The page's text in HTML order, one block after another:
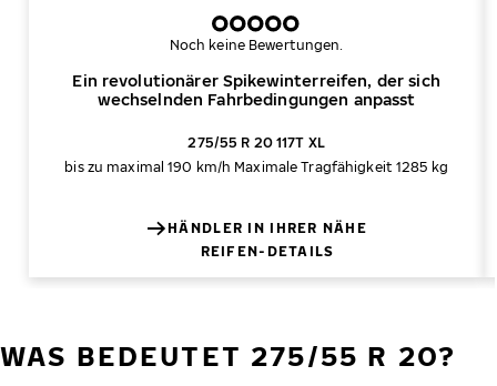
Ein revolutionärer Spikewinterreifen, der sich
wechselnden Fahrbedingungen anpasst
Noch keine Bewertungen.
275/55 R 20 117T XL
bis zu maximal 190 km/h Maximale Tragfähigkeit 1285 kg
HÄNDLER IN IHRER NÄHE
REIFEN-DETAILS
WAS BEDEUTET 275/55 R 20?